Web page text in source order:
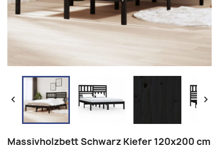
 
Massivholzbett Schwarz Kiefer 120x200 cm